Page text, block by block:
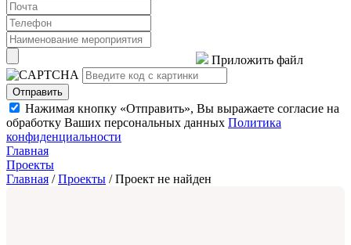
Приложить файл
Отправить
Нажимая кнопку «Отправить», Вы выражаете согласие на
обработку Ваших персональных данных Политика
конфиденциальности
Главная
Проекты
Главная /Проекты /Проект не найден